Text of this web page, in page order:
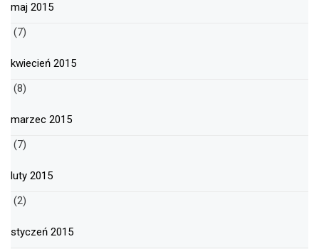
maj 2015
(7)
kwiecień 2015
(8)
marzec 2015
(7)
luty 2015
(2)
styczeń 2015